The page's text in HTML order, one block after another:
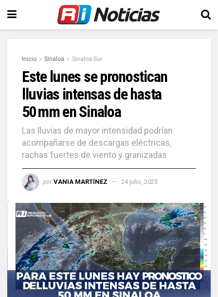
Inicio Sinaloa Sinaloa Sur
Este lunes se pronostican
lluvias intensas de hasta
50 mm en Sinaloa
Las lluvias de mayor intensidad podrían
acompañarse de descargas eléctricas,
rachas fuertes de viento y granizadas
por VANIA MARTÍNEZ 24 julio, 2023